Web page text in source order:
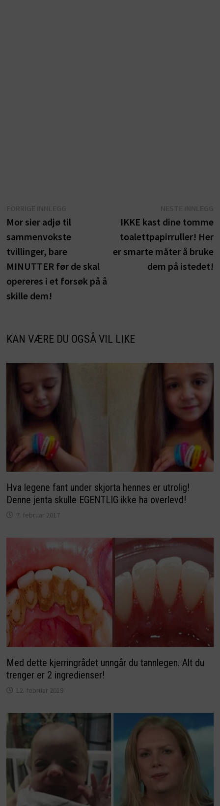
innlegg:
Mor sier adjø til
sammenvokste
tvillinger, bare
MINUTTER før de skal
opereres i et forsøk på å
skille dem!
IKKE kast dine tomme
toalettpapirruller! Her
er smarte måter å bruke
dem på istedet!
KAN VÆRE DU OGSÅ VIL LIKE
Hva legene fant under skjorta hennes er utrolig!
Denne jenta skulle EGENTLIG ikke ha overlevd!
7. februar 2017
Med dette kjerringrådet unngår du tannlegen. Alt du
trenger er 2 ingredienser!
12. februar 2019